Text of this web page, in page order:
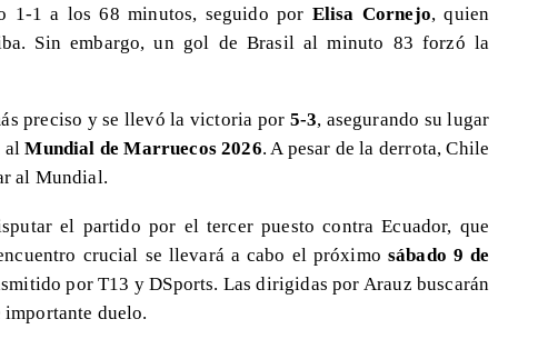
1-1 a los 68 minutos, seguido por Elisa Cornejo, quien
Sin embargo, un gol de Brasil al minuto 83 forzó la
preciso y se llevó la victoria por 5-3, asegurando su lugar
alMundial de Marruecos 2026. A pesar de la derrota, Chile
al Mundial.
el partido por el tercer puesto contra Ecuador, que
crucial se llevará a cabo el próximo sábado 9 de
por T13 y DSports. Las dirigidas por Arauz buscarán
importante duelo.